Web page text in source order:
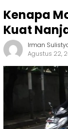
Kenapa
Kuat
Irman
Agustus 22,